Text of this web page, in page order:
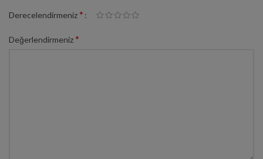
Derecelendirmeniz *
Değerlendirmeniz *